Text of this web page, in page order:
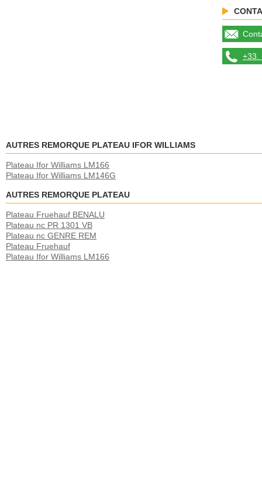
+33.
AUTRES REMORQUE PLATEAU IFOR WILLIAMS
Plateau Ifor Williams LM166
Plateau Ifor Williams LM146G
AUTRES REMORQUE PLATEAU
Plateau Fruehauf BENALU
Plateau nc PR 1301 VB
Plateau nc GENRE REM
Plateau Fruehauf
Plateau Ifor Williams LM166